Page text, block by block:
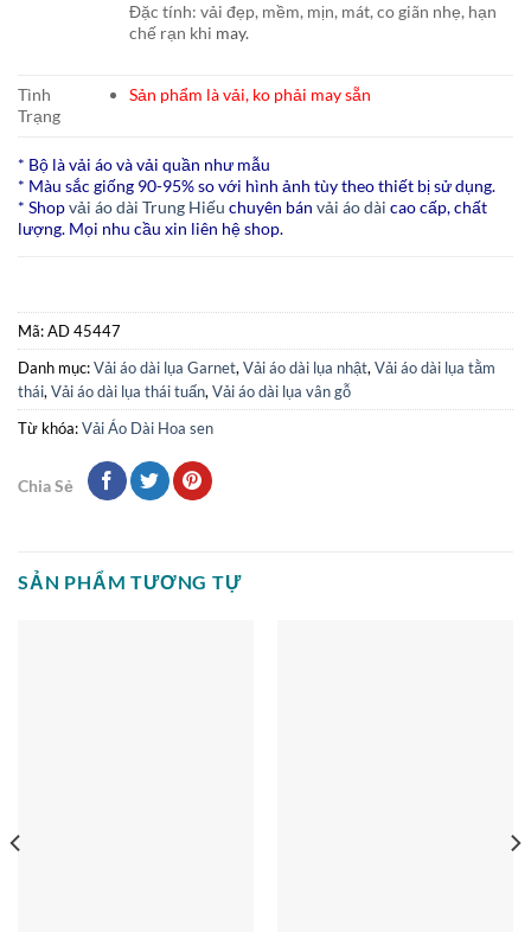
Đặc tính: vải đẹp, mềm, mịn, mát, co giãn nhẹ, hạn
chế rạn khi may.
Tình
Trạng
Sản phẩm là vải, ko phải may sẵn
* Bộ là vải áo và vải quần như mẫu
* Màu sắc giống 90-95% so với hình ảnh tùy theo thiết bị sử dụng.
* Shopvải áo dài Trung Hiếu chuyên bán vải áo dài cao cấp, chất
lượng. Mọi nhu cầu xin liên hệ shop.
Mã:AD 45447
Danh mục:Vải áo dài lụa Garnet, Vải áo dài lụa nhật, Vải áo dài lụa tằm
thái, Vải áo dài lụa thái tuấn, Vải áo dài lụa vân gỗ
Từ khóa:Vải Áo Dài Hoa sen
Chia Sẻ
SẢN PHẨM TƯƠNG TỰ